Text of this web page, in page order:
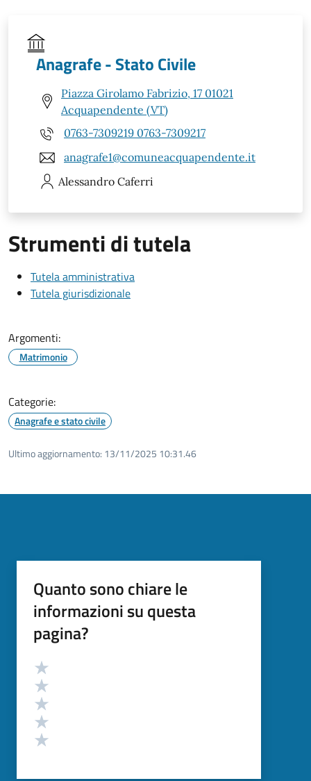
Anagrafe - Stato Civile
Piazza Girolamo Fabrizio, 17 01021
Acquapendente (VT)
0763-7309219 0763-7309217
anagrafe1@comuneacquapendente.it
Alessandro Caferri
Strumenti di tutela
Tutela amministrativa
Tutela giurisdizionale
Argomenti:
Matrimonio
Categorie:
Anagrafe e stato civile
Ultimo aggiornamento: 13/11/2025 10:31.46
Quanto sono chiare le
informazioni su questa
pagina?
Valutazione